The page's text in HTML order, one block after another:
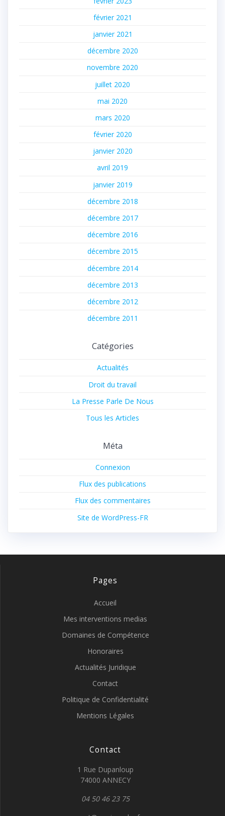
février 2021
janvier 2021
décembre 2020
novembre 2020
juillet 2020
mai 2020
mars 2020
février 2020
janvier 2020
avril 2019
janvier 2019
décembre 2018
décembre 2017
décembre 2016
décembre 2015
décembre 2014
décembre 2013
décembre 2012
décembre 2011
Catégories
Actualités
Droit du travail
La Presse Parle De Nous
Tous les Articles
Méta
Connexion
Flux des publications
Flux des commentaires
Site de WordPress-FR
Pages
Accueil
Mes interventions medias
Domaines de Compétence
Honoraires
Actualités Juridique
Contact
Politique de Confidentialité
Mentions Légales
Contact
1 Rue Dupanloup
74000 ANNECY
04 50 46 23 75